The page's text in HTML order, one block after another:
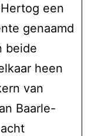
een
genaamd
beide
heen
van
Baarle-